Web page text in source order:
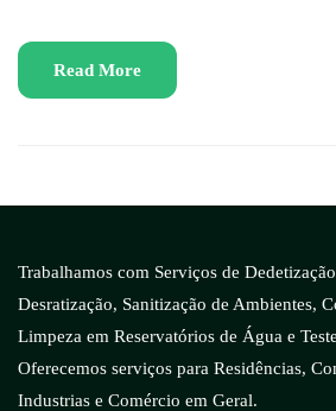
Read More
Trabalhamos com Serviços de
Desratização, Sanitização de Ambientes,
Limpeza em Reservatórios de Água e
Oferecemos serviços para Residências,
Industrias e Comércio em Geral.